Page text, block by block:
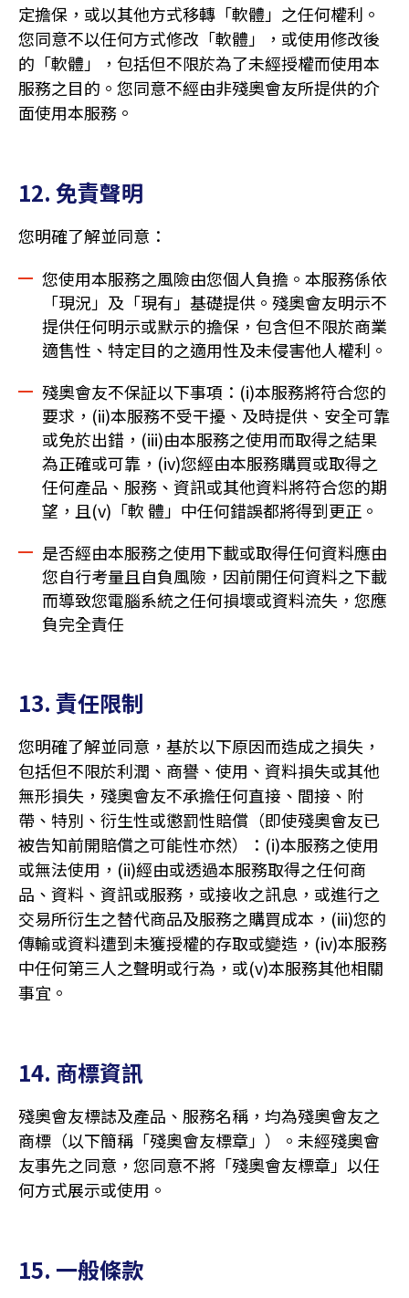
定擔保，或以其他方式移轉「軟體」之任何權利。
您同意不以任何方式修改「軟體」，或使用修改後
的「軟體」，包括但不限於為了未經授權而使用本
服務之目的。您同意不經由非殘奧會友所提供的介
面使用本服務。
12. 免責聲明
您明確了解並同意：
您使用本服務之風險由您個人負擔。本服務係依
「現況」及「現有」基礎提供。殘奧會友明示不
提供任何明示或默示的擔保，包含但不限於商業
適售性、特定目的之適用性及未侵害他人權利。
殘奧會友不保証以下事項：(i)本服務將符合您的
要求，(ii)本服務不受干擾、及時提供、安全可靠
或免於出錯，(iii)由本服務之使用而取得之結果
為正確或可靠，(iv)您經由本服務購買或取得之
任何產品、服務、資訊或其他資料將符合您的期
望，且(v)「軟 體」中任何錯誤都將得到更正。
是否經由本服務之使用下載或取得任何資料應由
您自行考量且自負風險，因前開任何資料之下載
而導致您電腦系統之任何損壞或資料流失，您應
負完全責任
13. 責任限制
您明確了解並同意，基於以下原因而造成之損失，
包括但不限於利潤、商譽、使用、資料損失或其他
無形損失，殘奧會友不承擔任何直接、間接、附
帶、特別、衍生性或懲罰性賠償（即使殘奧會友已
被告知前開賠償之可能性亦然）：(i)本服務之使用
或無法使用，(ii)經由或透過本服務取得之任何商
品、資料、資訊或服務，或接收之訊息，或進行之
交易所衍生之替代商品及服務之購買成本，(iii)您的
傳輸或資料遭到未獲授權的存取或變造，(iv)本服務
中任何第三人之聲明或行為，或(v)本服務其他相關
事宜。
14. 商標資訊
殘奧會友標誌及產品、服務名稱，均為殘奧會友之
商標（以下簡稱「殘奧會友標章」）。未經殘奧會
友事先之同意，您同意不將「殘奧會友標章」以任
何方式展示或使用。
15. 一般條款